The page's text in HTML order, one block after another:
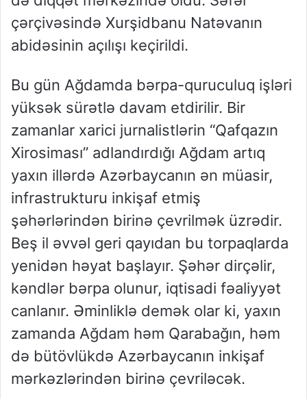
çərçivəsində Xurşidbanu Natəvanın
abidəsinin açılışı keçirildi.
Bu gün Ağdamda bərpa-quruculuq işləri
yüksək sürətlə davam etdirilir. Bir
zamanlar xarici jurnalistlərin “Qafqazın
Xirosiması” adlandırdığı Ağdam artıq
yaxın illərdə Azərbaycanın ən müasir,
infrastrukturu inkişaf etmiş
şəhərlərindən birinə çevrilmək üzrədir.
Beş il əvvəl geri qayıdan bu torpaqlarda
yenidən həyat başlayır. Şəhər dirçəlir,
kəndlər bərpa olunur, iqtisadi fəaliyyət
canlanır. Əminliklə demək olar ki, yaxın
zamanda Ağdam həm Qarabağın, həm
də bütövlükdə Azərbaycanın inkişaf
mərkəzlərindən birinə çevriləcək.